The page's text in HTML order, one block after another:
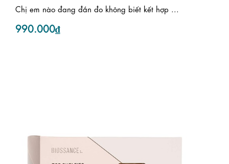
Chị em nào đang đắn đo không biết kết hợp ...
990.000₫